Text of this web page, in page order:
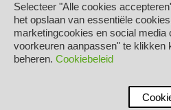
Selecteer "Alle cookies
het opslaan van essentiële
marketingcookies en social media
voorkeuren aanpassen" te klikken
beheren. Cookiebeleid
© Hogeschool PXL
Elfde-Liniestraat 24
B-3500 HASSELT